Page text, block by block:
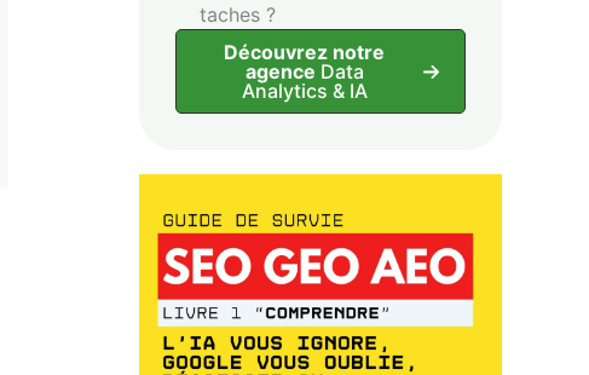
taches ?
Découvrez notre
agence Data
Analytics & IA